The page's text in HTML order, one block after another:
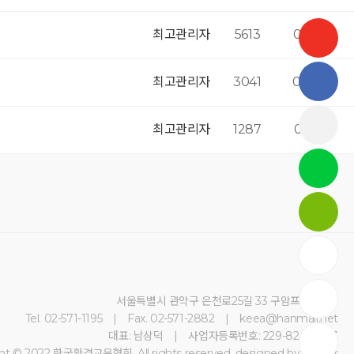
최고관리자 5613 02-23
최고관리자 3041 03-20
최고관리자 1287 02-10
서울특별시 관악구 은천로25길 33 구암프라자 5층
Tel. 02-571-1195 | Fax. 02-571-2882 | keea@hanmail.net
대표: 남상덕 | 사업자등록번호: 229-82-00873